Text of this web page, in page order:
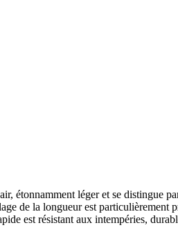
étonnamment léger et se distingue
de la longueur est particulièrement
est résistant aux intempéries,